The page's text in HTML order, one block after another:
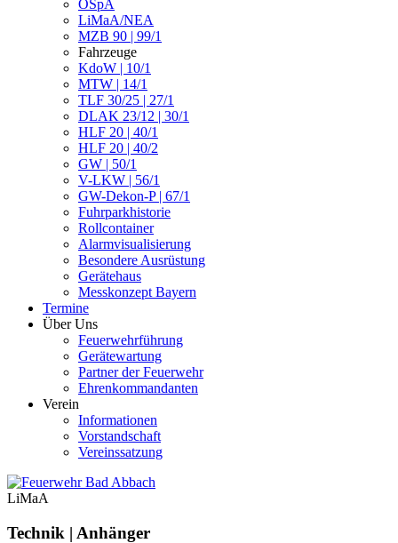
ÖSpA
LiMaA/NEA
MZB 90 | 99/1
Fahrzeuge
KdoW | 10/1
MTW | 14/1
TLF 30/25 | 27/1
DLAK 23/12 | 30/1
HLF 20 | 40/1
HLF 20 | 40/2
GW | 50/1
V-LKW | 56/1
GW-Dekon-P | 67/1
Fuhrparkhistorie
Rollcontainer
Alarmvisualisierung
Besondere Ausrüstung
Gerätehaus
Messkonzept Bayern
Termine
Über Uns
Feuerwehrführung
Gerätewartung
Partner der Feuerwehr
Ehrenkommandanten
Verein
Informationen
Vorstandschaft
Vereinssatzung
LiMaA
Technik | Anhänger